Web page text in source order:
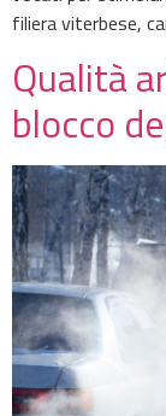
filiera viterbese,
Qualità
blocco